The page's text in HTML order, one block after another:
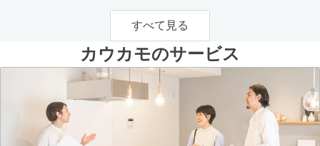
すべて見る
カウカモのサービス